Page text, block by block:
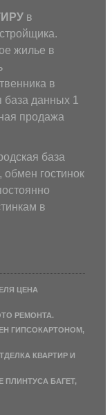
в
жилье в
в
база данных 1
продажа
база
обмен гостинок
в
ЦЕНА
РЕМОНТА.
ГИПСОКАРТОНОМ,
КВАРТИР И
БАГЕТ,